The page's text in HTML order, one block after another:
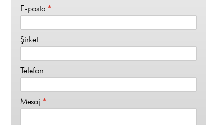
E-posta *
Şirket
Telefon
Mesaj *